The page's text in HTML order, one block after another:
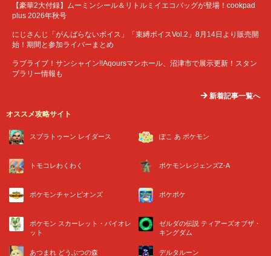
【豪華2大付録】ムーミンシール＆リトルミイエコバッグが登場！cookpad
plus 2026年秋号
にじさんじ「がんばらないボイス」「束縛ボイスVol.2」8月14日より販売開
始！期間と参加ライバーまとめ
ラブライブ！サンシャイン!!Aqoursマンホール、沼津市で展示更新！スタン
プラリー情報も
新着記事一覧へ
オススメ攻略サイト
スプラトゥーン レイダース ぽこ あ ポケモン
トモコレわくわく ポケモンレジェンズZ-A
ポケモンチャンピオンズ ポケポケ
ポケモン スカーレット・バイオレ
ット
ゼルダの伝説 ティアーズオブザ・
キングダム
あつまれ どうぶつの森 デルタルーン